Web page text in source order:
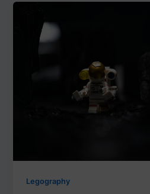
Legography